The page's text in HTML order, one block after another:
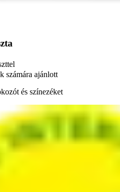
számára ajánlott
és színezéket